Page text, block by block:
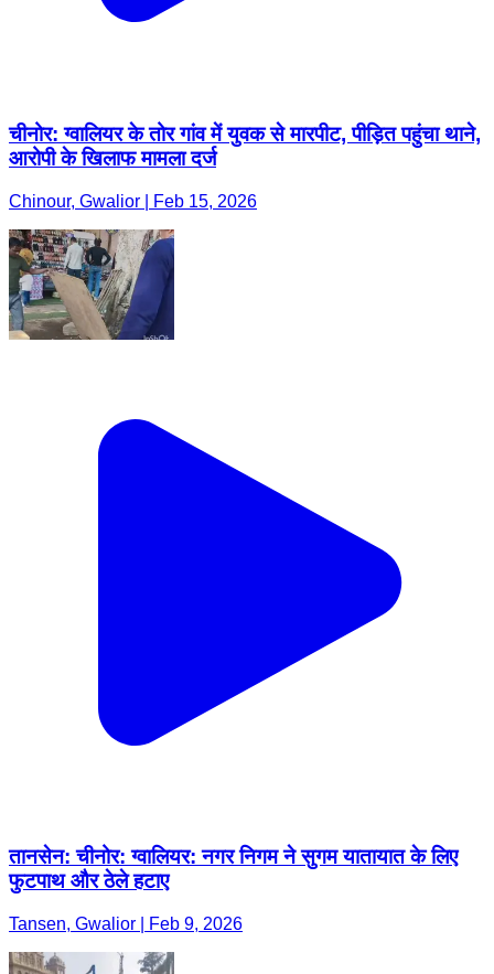
चीनोर: ग्वालियर के तोर गांव में युवक से मारपीट, पीड़ित पहुंचा थाने,
आरोपी के खिलाफ मामला दर्ज
Chinour, Gwalior | Feb 15, 2026
तानसेन: चीनोर: ग्वालियर: नगर निगम ने सुगम यातायात के लिए
फुटपाथ और ठेले हटाए
Tansen, Gwalior | Feb 9, 2026